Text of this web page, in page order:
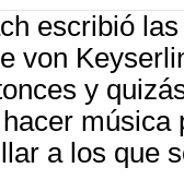
escribió
von
y
música
a los que